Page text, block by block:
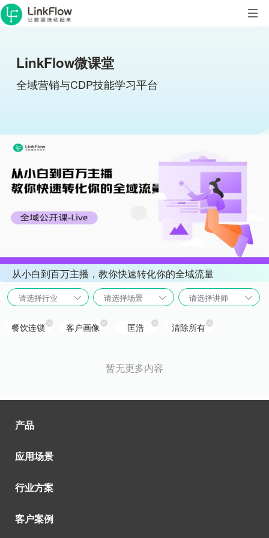
LinkFlow微课堂
全域营销与CDP技能学习平台
从小白到百万主播，教你快速转化你的全域流量
请选择行业 请选择场景 请选择讲师
餐饮连锁 客户画像 匡浩 清除所有
暂无更多内容
产品
应用场景
行业方案
客户案例